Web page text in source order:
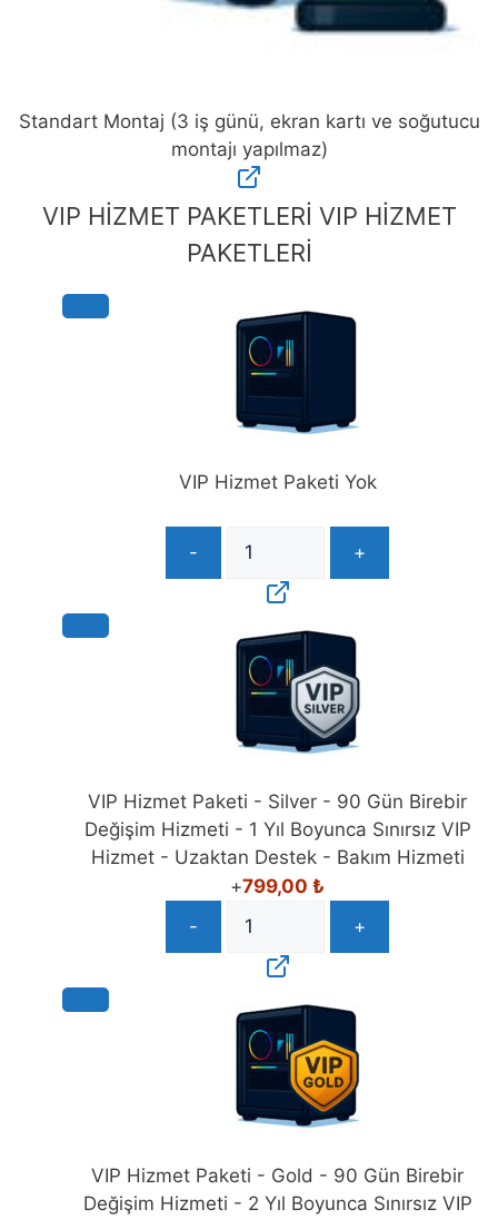
Standart Montaj (3 iş günü, ekran kartı ve soğutucu
montajı yapılmaz)
MontajVIP HİZMET PAKETLERİ VIP HİZMET
PAKETLERİ
VIP Hizmet Paketi Yok
- +
VIP Hizmet Paketi - Silver - 90 Gün Birebir
Değişim Hizmeti - 1 Yıl Boyunca Sınırsız VIP
Hizmet - Uzaktan Destek - Bakım Hizmeti
+799,00 ₺
-
+
VIP Hizmet Paketi - Gold - 90 Gün Birebir
Değişim Hizmeti - 2 Yıl Boyunca Sınırsız VIP